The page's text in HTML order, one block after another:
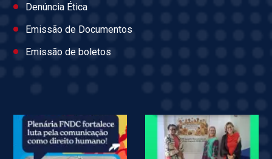
Denúncia Ética
Emissão de Documentos
Emissão de boletos